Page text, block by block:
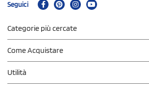
Seguici
Categorie più cercate
Come Acquistare
Utilità